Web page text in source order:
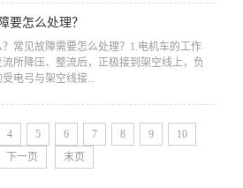
要怎么处理？
常见故障需要怎么处理？1.电机车的工作
所降压、整流后，正极接到架空线上，负
电弓与架空线接...
4 5 6 7 8 9
10
下一页
末页